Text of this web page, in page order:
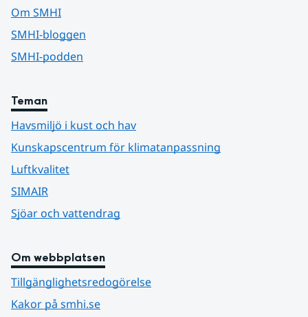
Om SMHI
SMHI-bloggen
SMHI-podden
Teman
Havsmiljö i kust och hav
Kunskapscentrum för klimatanpassning
Luftkvalitet
SIMAIR
Sjöar och vattendrag
Om webbplatsen
Tillgänglighetsredogörelse
Kakor på smhi.se